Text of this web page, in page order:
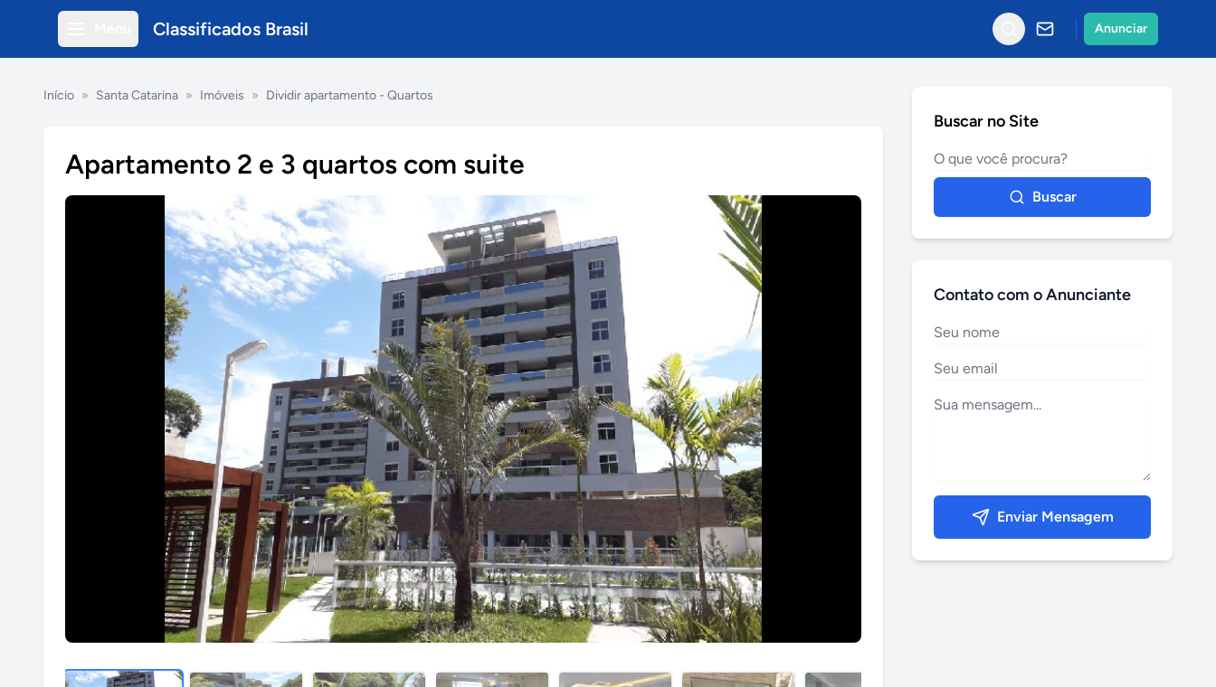
Classificados Brasil Anunciar
Início » Santa Catarina » Imóveis » Dividir apartamento - Quartos
Apartamento 2 e 3 quartos com suite
Buscar no Site
Buscar
Contato com o Anunciante
Enviar Mensagem